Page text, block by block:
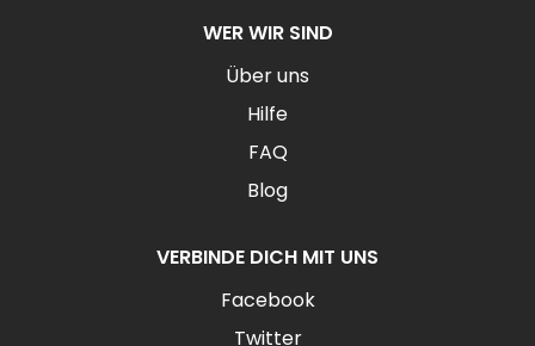
WER WIR SIND
Über uns
Hilfe
FAQ
Blog
VERBINDE DICH MIT UNS
Facebook
Twitter